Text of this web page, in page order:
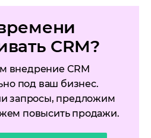
CRM?
внедрение CRM
под ваш бизнес.
запросы, предложим
повысить продажи.